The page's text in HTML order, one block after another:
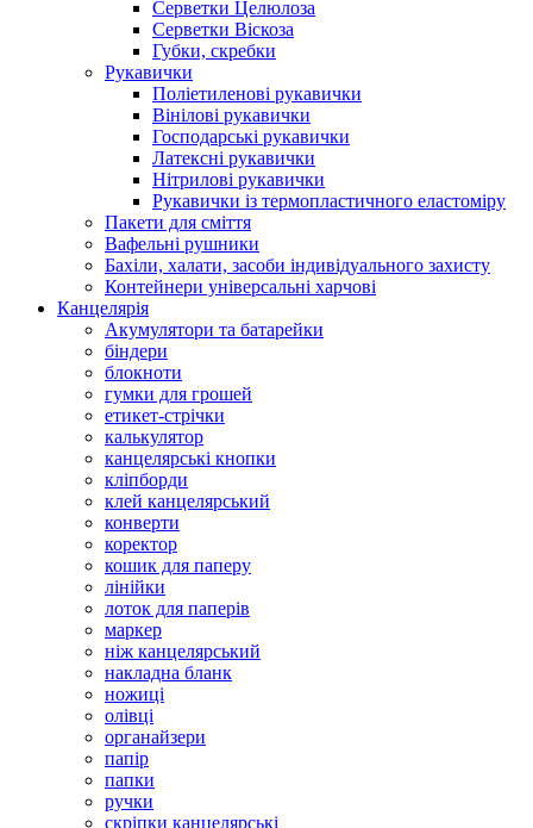
Серветки Целюлоза
Серветки Віскоза
Губки, скребки
Рукавички
Поліетиленові рукавички
Вінілові рукавички
Господарські рукавички
Латексні рукавички
Нітрилові рукавички
Рукавички із термопластичного еластоміру
Пакети для сміття
Вафельні рушники
Бахіли, халати, засоби індивідуального захисту
Контейнери універсальні харчові
Канцелярія
Акумулятори та батарейки
біндери
блокноти
гумки для грошей
етикет-стрічки
калькулятор
канцелярські кнопки
кліпборди
клей канцелярський
конверти
коректор
кошик для паперу
лінійки
лоток для паперів
маркер
ніж канцелярський
накладна бланк
ножиці
олівці
органайзери
папір
папки
ручки
скріпки канцелярські